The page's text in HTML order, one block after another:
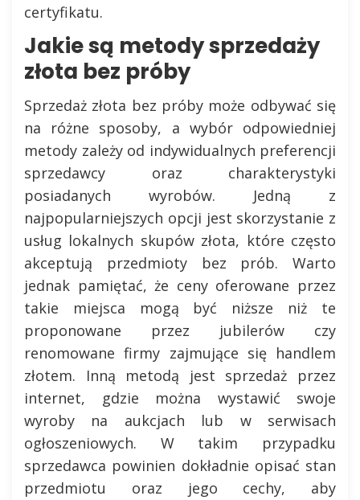
certyfikatu.
Jakie są metody sprzedaży
złota bez próby
Sprzedaż złota bez próby może odbywać się
na różne sposoby, a wybór odpowiedniej
metody zależy od indywidualnych preferencji
sprzedawcy oraz charakterystyki
posiadanych wyrobów. Jedną z
najpopularniejszych opcji jest skorzystanie z
usług lokalnych skupów złota, które często
akceptują przedmioty bez prób. Warto
jednak pamiętać, że ceny oferowane przez
takie miejsca mogą być niższe niż te
proponowane przez jubilerów czy
renomowane firmy zajmujące się handlem
złotem. Inną metodą jest sprzedaż przez
internet, gdzie można wystawić swoje
wyroby na aukcjach lub w serwisach
ogłoszeniowych. W takim przypadku
sprzedawca powinien dokładnie opisać stan
przedmiotu oraz jego cechy, aby